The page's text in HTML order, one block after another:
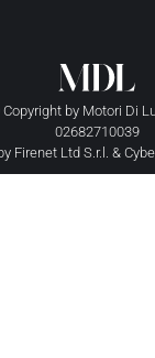
by Motori Di
02682710039
Firenet Ltd S.r.l. &